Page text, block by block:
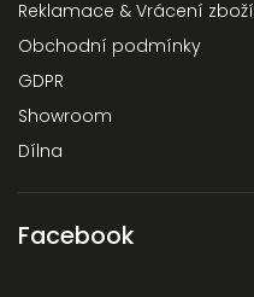
Reklamace & Vrácení zboží
Obchodní podmínky
GDPR
Showroom
Dílna
Facebook